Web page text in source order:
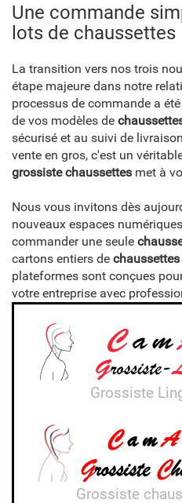
Une commande
lots de chaussettes
La transition vers nos trois
étape majeure dans notre
processus de commande a
de vos modèles de
sécurisé et au suivi de
vente en gros, c'est un
grossiste chaussettes met à
Nous vous invitons dès
nouveaux espaces
commander une seule
cartons entiers de chaussettes
plateformes sont conçues
votre entreprise avec
Grossiste
Grossiste